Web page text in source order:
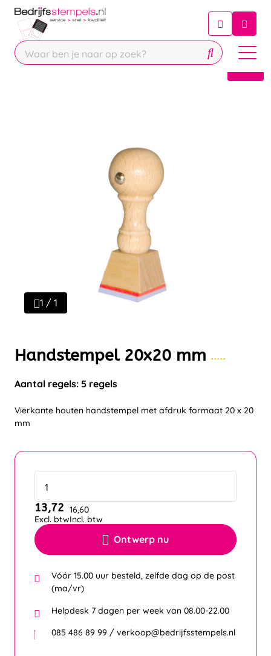
Chatbot
Chat 24/7 met onze chatbot voor
Contact
1 / 1
Handstempel 20x20 mm
Aantal regels: 5 regels
Vierkante houten handstempel met afdruk formaat 20 x 20
mm
Ontwerp nu
13,72
Excl. btw
16,60
Incl. btw
Vóór 15.00 uur besteld, zelfde dag op de post
(ma/vr)
Helpdesk 7 dagen per week van 08.00-22.00
085 486 89 99 / verkoop@bedrijfsstempels.nl